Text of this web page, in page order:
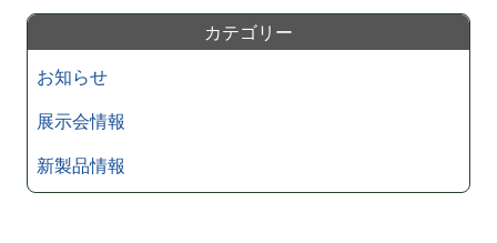
カテゴリー
お知らせ
展示会情報
新製品情報